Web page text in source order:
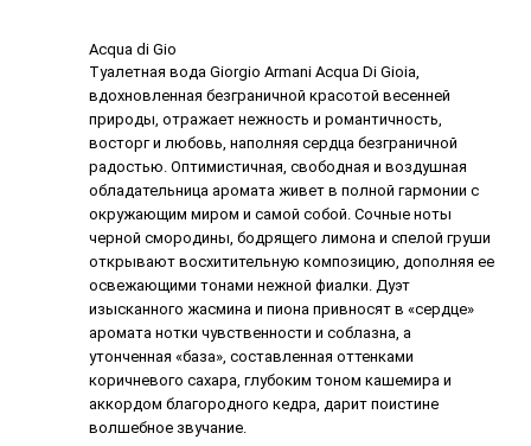
Аcqua di Gio
Туалетная вода Giorgio Armani Acqua Di Gioia,
вдохновленная безграничной красотой весенней
природы, отражает нежность и романтичность,
восторг и любовь, наполняя сердца безграничной
радостью. Оптимистичная, свободная и воздушная
обладательница аромата живет в полной гармонии с
окружающим миром и самой собой. Сочные ноты
черной смородины, бодрящего лимона и спелой груши
открывают восхитительную композицию, дополняя ее
освежающими тонами нежной фиалки. Дуэт
изысканного жасмина и пиона привносят в «сердце»
аромата нотки чувственности и соблазна, а
утонченная «база», составленная оттенками
коричневого сахара, глубоким тоном кашемира и
аккордом благородного кедра, дарит поистине
волшебное звучание.